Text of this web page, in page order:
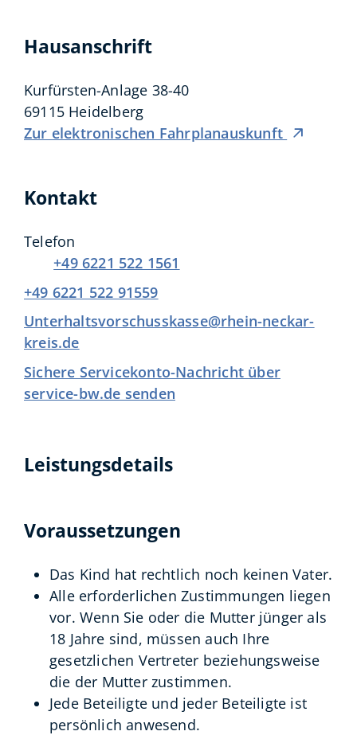
Hausanschrift
Kurfürsten-Anlage 38-40
69115 Heidelberg
Zur elektronischen Fahrplanauskunft
Kontakt
Telefon
+49 6221 522 1561
+49 6221 522 91559
Unterhaltsvorschusskasse@rhein-neckar-
kreis.de
Sichere Servicekonto-Nachricht über
service-bw.de senden
Leistungsdetails
Voraussetzungen
Das Kind hat rechtlich noch keinen Vater.
Alle erforderlichen Zustimmungen liegen
vor. Wenn Sie oder die Mutter jünger als
18 Jahre sind, müssen auch Ihre
gesetzlichen Vertreter beziehungsweise
die der Mutter zustimmen.
Jede Beteiligte und jeder Beteiligte ist
persönlich anwesend.